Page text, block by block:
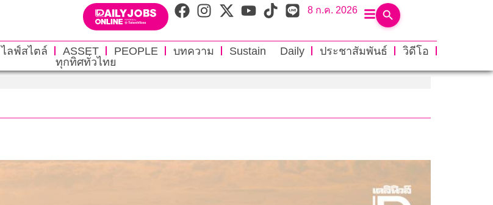
8 ก.ค. 2026
ไลฟ์สไตล์ ASSET PEOPLE บทความ Sustain Daily ประชาสัมพันธ์
วิดีโอ
ทุกทิศทั่วไทย